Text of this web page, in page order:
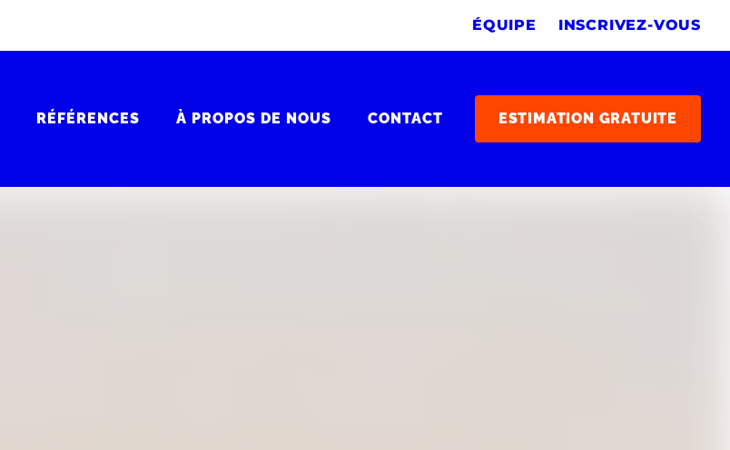
INSCRIVEZ-VOUS
ÉQUIPE
RÉFÉRENCES À PROPOS DE NOUS CONTACT ESTIMATION GRATUITE